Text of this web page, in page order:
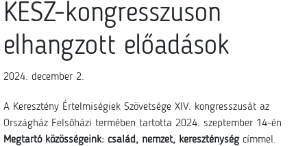
KÉSZ-kongresszuson
elhangzott előadások
2024. december 2.
A Keresztény Értelmiségiek Szövetsége XIV. kongresszusát az
Országház Felsőházi termében tartotta 2024. szeptember 14-én
Megtartó közösségeink: család, nemzet, kereszténység címmel.